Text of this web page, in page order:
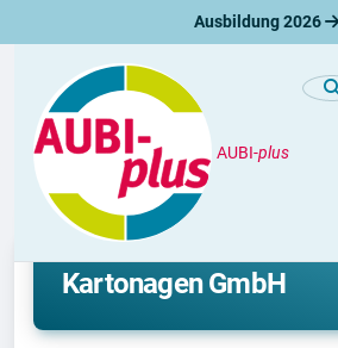
Ausbildung 2026
AUBI-plus
Unternehmen
Ausbildung bei Vogtland
Kartonagen GmbH